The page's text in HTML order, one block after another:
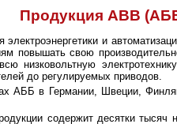
Продукция ABB
и
повышать свою
низковольтную
до регулируемых приводов.
АББ в Германии, Швеции,
содержит десятки